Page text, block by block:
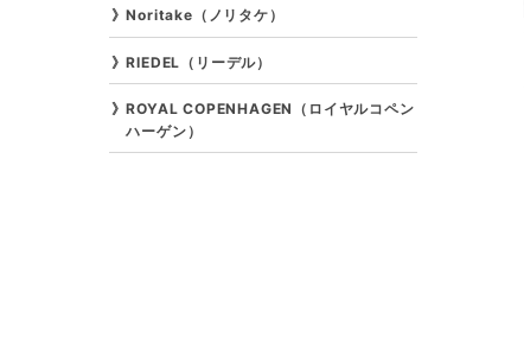
Noritake（ノリタケ）
RIEDEL（リーデル）
ROYAL COPENHAGEN（ロイヤルコペン
ハーゲン）